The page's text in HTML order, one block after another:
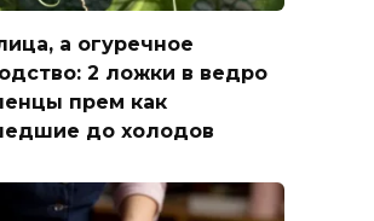
а огуречное
2 ложки в ведро
прем как
до холодов